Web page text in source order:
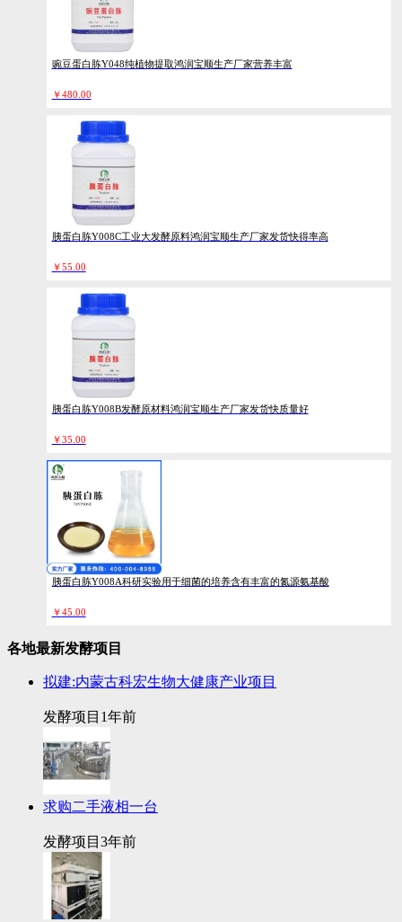
豌豆蛋白胨Y048纯植物提取鸿润宝顺生产厂家营养丰富
￥480.00
胰蛋白胨Y008C工业大发酵原料鸿润宝顺生产厂家发货快得率高
￥55.00
胰蛋白胨Y008B发酵原材料鸿润宝顺生产厂家发货快质量好
￥35.00
胰蛋白胨Y008A科研实验用于细菌的培养含有丰富的氮源氨基酸
￥45.00
各地最新发酵项目
拟建:内蒙古科宏生物大健康产业项目
发酵项目 1年前
求购二手液相一台
发酵项目 3年前